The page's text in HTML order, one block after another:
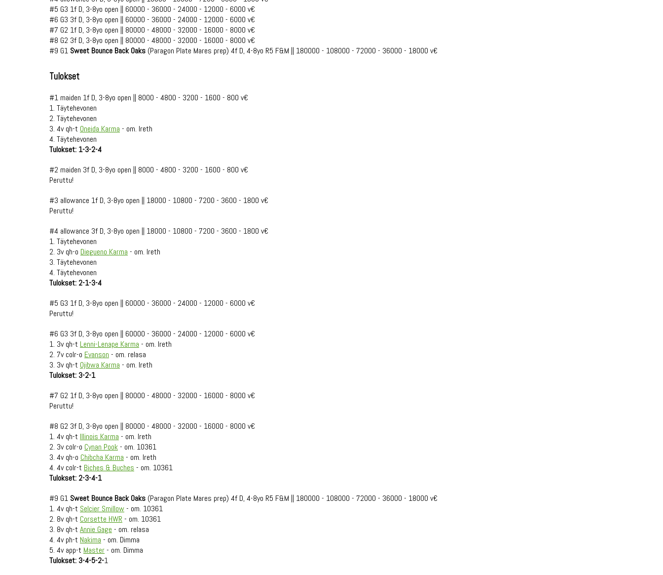
#5 G3 1f D, 3-8yo open || 60000 - 36000 - 24000 - 12000 - 6000 v€
#6 G3 3f D, 3-8yo open || 60000 - 36000 - 24000 - 12000 - 6000 v€
#7 G2 1f D, 3-8yo open || 80000 - 48000 - 32000 - 16000 - 8000 v€
#8 G2 3f D, 3-8yo open || 80000 - 48000 - 32000 - 16000 - 8000 v€
#9 G1 Sweet Bounce Back Oaks (Paragon Plate Mares prep) 4f D, 4-8yo R5 F&M || 180000 - 108000 - 72000 - 36000 - 18000 v€
Tulokset
#1 maiden 1f D, 3-8yo open || 8000 - 4800 - 3200 - 1600 - 800 v€
1. Täytehevonen
2. Täytehevonen
3. 4v qh-t Oneida Karma - om. Ireth
4. Täytehevonen
Tulokset: 1-3-2-4
#2 maiden 3f D, 3-8yo open || 8000 - 4800 - 3200 - 1600 - 800 v€
Peruttu!
#3 allowance 1f D, 3-8yo open || 18000 - 10800 - 7200 - 3600 - 1800 v€
Peruttu!
#4 allowance 3f D, 3-8yo open || 18000 - 10800 - 7200 - 3600 - 1800 v€
1. Täytehevonen
2. 3v qh-o Diegueno Karma - om. Ireth
3. Täytehevonen
4. Täytehevonen
Tulokset: 2-1-3-4
#5 G3 1f D, 3-8yo open || 60000 - 36000 - 24000 - 12000 - 6000 v€
Peruttu!
#6 G3 3f D, 3-8yo open || 60000 - 36000 - 24000 - 12000 - 6000 v€
1. 3v qh-t Lenni-Lenape Karma - om. Ireth
2. 7v colr-o Evanson - om. relasa
3. 3v qh-t Ojibwa Karma - om. Ireth
Tulokset: 3-2-1
#7 G2 1f D, 3-8yo open || 80000 - 48000 - 32000 - 16000 - 8000 v€
Peruttu!
#8 G2 3f D, 3-8yo open || 80000 - 48000 - 32000 - 16000 - 8000 v€
1. 4v qh-t Illinois Karma - om. Ireth
2. 3v colr-o Cynan Pook- om. 10361
3. 4v qh-o Chibcha Karma - om. Ireth
4. 4v colr-t Biches & Buches - om. 10361
Tulokset: 2-3-4-1
#9 G1 Sweet Bounce Back Oaks (Paragon Plate Mares prep) 4f D, 4-8yo R5 F&M || 180000 - 108000 - 72000 - 36000 - 18000 v€
1. 4v qh-t Selcier Smillow- om. 10361
2. 8v qh-t Corsette HWR - om. 10361
3. 8v qh-t Annie Gage - om. relasa
4. 4v ph-t Nakima - om. Dimma
5. 4v app-t Master- om. Dimma
Tulokset: 3-4-5-2-1